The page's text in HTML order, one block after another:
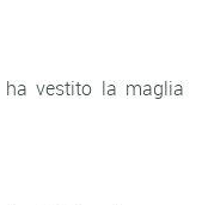
vestito la maglia